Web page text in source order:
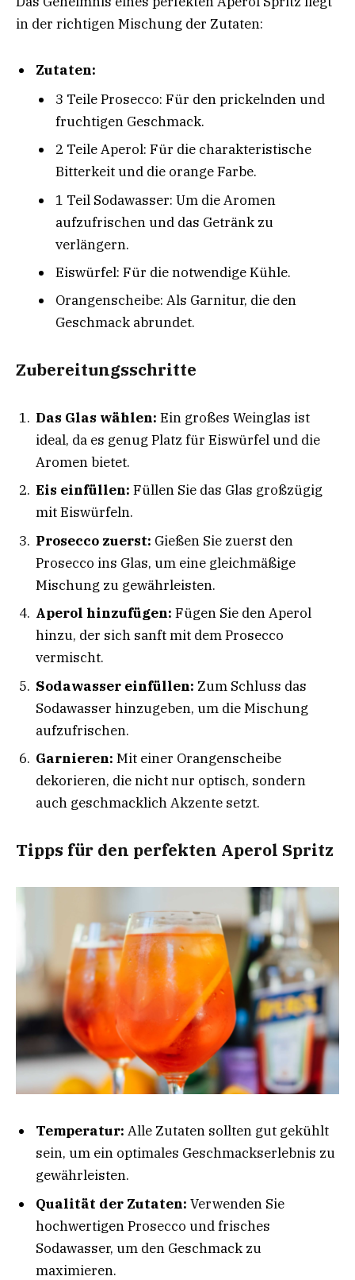
in der richtigen Mischung der Zutaten:
Zutaten:
3 Teile Prosecco: Für den prickelnden und
fruchtigen Geschmack.
2 Teile Aperol: Für die charakteristische
Bitterkeit und die orange Farbe.
1 Teil Sodawasser: Um die Aromen
aufzufrischen und das Getränk zu
verlängern.
Eiswürfel: Für die notwendige Kühle.
Orangenscheibe: Als Garnitur, die den
Geschmack abrundet.
Zubereitungsschritte
Das Glas wählen: Ein großes Weinglas ist
ideal, da es genug Platz für Eiswürfel und die
Aromen bietet.
Eis einfüllen: Füllen Sie das Glas großzügig
mit Eiswürfeln.
Prosecco zuerst: Gießen Sie zuerst den
Prosecco ins Glas, um eine gleichmäßige
Mischung zu gewährleisten.
Aperol hinzufügen: Fügen Sie den Aperol
hinzu, der sich sanft mit dem Prosecco
vermischt.
Sodawasser einfüllen: Zum Schluss das
Sodawasser hinzugeben, um die Mischung
aufzufrischen.
Garnieren: Mit einer Orangenscheibe
dekorieren, die nicht nur optisch, sondern
auch geschmacklich Akzente setzt.
Tipps für den perfekten Aperol Spritz
Temperatur: Alle Zutaten sollten gut gekühlt
sein, um ein optimales Geschmackserlebnis zu
gewährleisten.
Qualität der Zutaten: Verwenden Sie
hochwertigen Prosecco und frisches
Sodawasser, um den Geschmack zu
maximieren.